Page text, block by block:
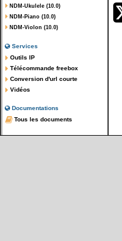
NDM-Ukulele (10.0)
NDM-Piano (10.0)
NDM-Violon (10.0)
Services
Outils IP
Télécommande freebox
Conversion d'url courte
Vidéos
Documentations
Tous les documents